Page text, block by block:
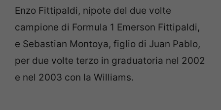
Enzo Fittipaldi, nipote del due volte
campione di Formula 1 Emerson Fittipaldi,
e Sebastian Montoya, figlio di Juan Pablo,
per due volte terzo in graduatoria nel 2002
e nel 2003 con la Williams.